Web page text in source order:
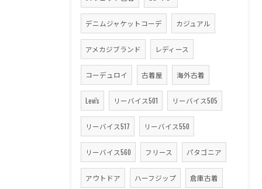
デニムジャケットコーデ カジュアル
アメカジブランド レディース
コーデュロイ 古着屋 海外古着
Levi's リーバイス501 リーバイス505
リーバイス517 リーバイス550
リーバイス560 フリース パタゴニア
アウトドア ハーフジップ 倉庫古着